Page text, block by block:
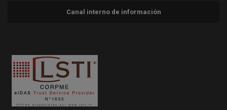
Canal interno de información